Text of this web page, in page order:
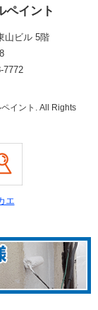
ペイント
山ビル 5階
7772
イント. All Rights